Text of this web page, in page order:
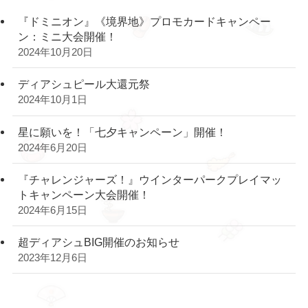
『ドミニオン』《境界地》プロモカードキャンペー
ン：ミニ大会開催！
2024年10月20日
ディアシュピール大還元祭
2024年10月1日
星に願いを！「七夕キャンペーン」開催！
2024年6月20日
『チャレンジャーズ！』ウインターパークプレイマッ
トキャンペーン大会開催！
2024年6月15日
超ディアシュBIG開催のお知らせ
2023年12月6日